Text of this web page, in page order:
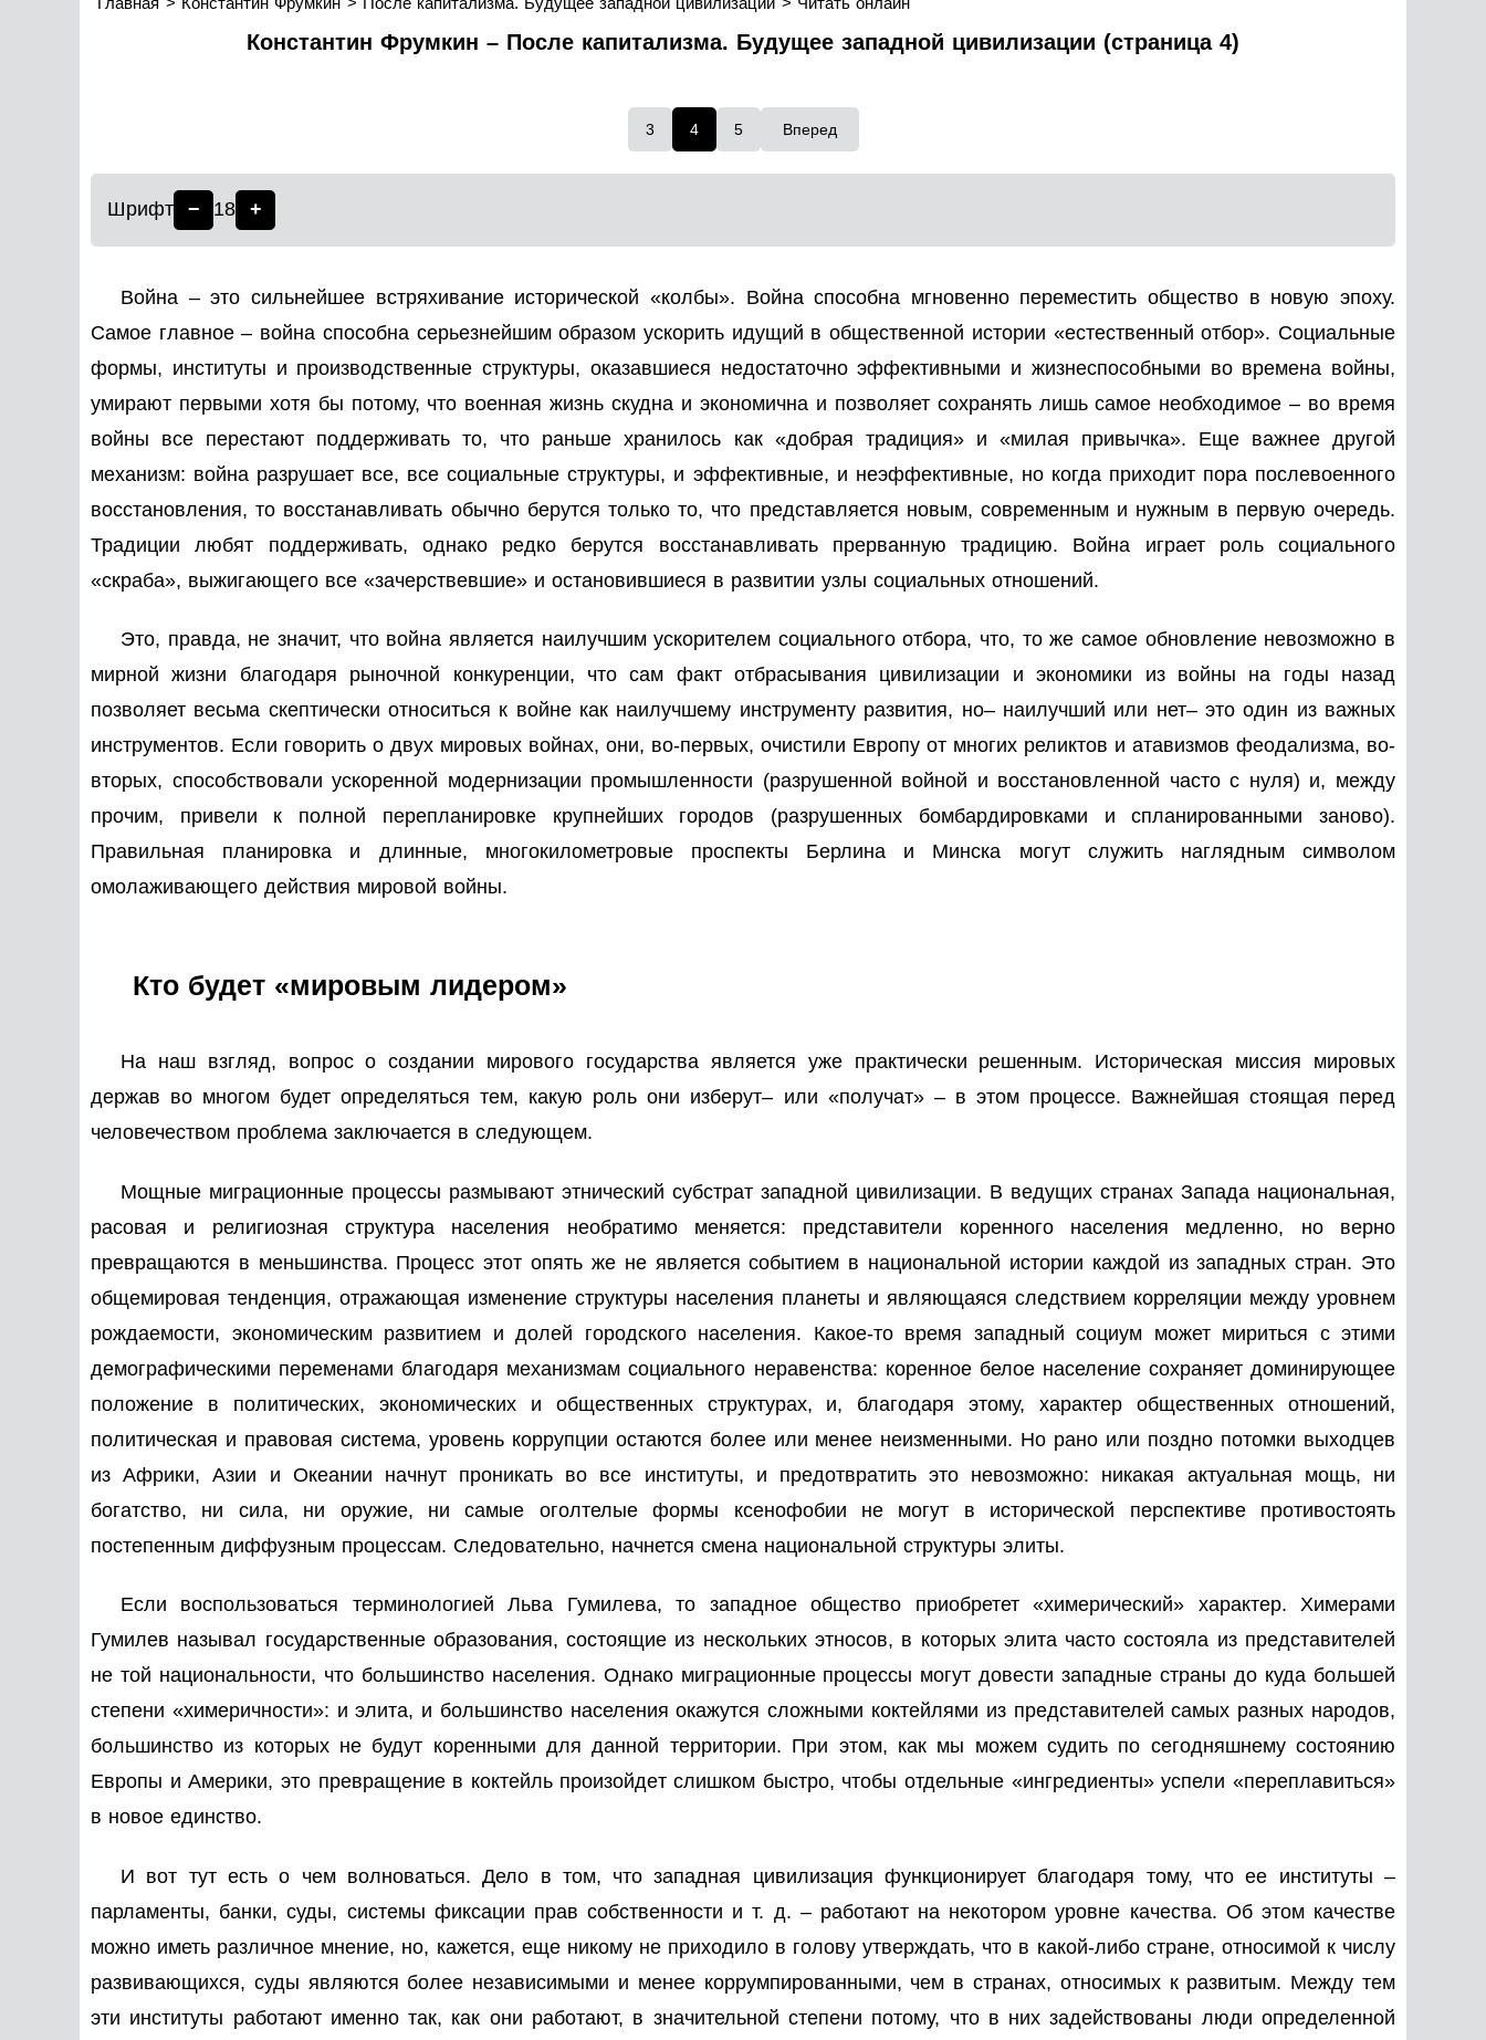
Константин Фрумкин – После капитализма. Будущее западной цивилизации (страница 4)
3 4 5 Вперед
Шрифт − 18 +
Война – это сильнейшее встряхивание исторической «колбы». Война способна мгновенно переместить общество в новую эпоху.
Самое главное – война способна серьезнейшим образом ускорить идущий в общественной истории «естественный отбор». Социальные
формы, институты и производственные структуры, оказавшиеся недостаточно эффективными и жизнеспособными во времена войны,
умирают первыми хотя бы потому, что военная жизнь скудна и экономична и позволяет сохранять лишь самое необходимое – во время
войны все перестают поддерживать то, что раньше хранилось как «добрая традиция» и «милая привычка». Еще важнее другой
механизм: война разрушает все, все социальные структуры, и эффективные, и неэффективные, но когда приходит пора послевоенного
восстановления, то восстанавливать обычно берутся только то, что представляется новым, современным и нужным в первую очередь.
Традиции любят поддерживать, однако редко берутся восстанавливать прерванную традицию. Война играет роль социального
«скраба», выжигающего все «зачерствевшие» и остановившиеся в развитии узлы социальных отношений.
Это, правда, не значит, что война является наилучшим ускорителем социального отбора, что, то же самое обновление невозможно в
мирной жизни благодаря рыночной конкуренции, что сам факт отбрасывания цивилизации и экономики из войны на годы назад
позволяет весьма скептически относиться к войне как наилучшему инструменту развития, но– наилучший или нет– это один из важных
инструментов. Если говорить о двух мировых войнах, они, во-первых, очистили Европу от многих реликтов и атавизмов феодализма, во-
вторых, способствовали ускоренной модернизации промышленности (разрушенной войной и восстановленной часто с нуля) и, между
прочим, привели к полной перепланировке крупнейших городов (разрушенных бомбардировками и спланированными заново).
Правильная планировка и длинные, многокилометровые проспекты Берлина и Минска могут служить наглядным символом
омолаживающего действия мировой войны.
Кто будет «мировым лидером»
На наш взгляд, вопрос о создании мирового государства является уже практически решенным. Историческая миссия мировых
держав во многом будет определяться тем, какую роль они изберут– или «получат» – в этом процессе. Важнейшая стоящая перед
человечеством проблема заключается в следующем.
Мощные миграционные процессы размывают этнический субстрат западной цивилизации. В ведущих странах Запада национальная,
расовая и религиозная структура населения необратимо меняется: представители коренного населения медленно, но верно
превращаются в меньшинства. Процесс этот опять же не является событием в национальной истории каждой из западных стран. Это
общемировая тенденция, отражающая изменение структуры населения планеты и являющаяся следствием корреляции между уровнем
рождаемости, экономическим развитием и долей городского населения. Какое-то время западный социум может мириться с этими
демографическими переменами благодаря механизмам социального неравенства: коренное белое население сохраняет доминирующее
положение в политических, экономических и общественных структурах, и, благодаря этому, характер общественных отношений,
политическая и правовая система, уровень коррупции остаются более или менее неизменными. Но рано или поздно потомки выходцев
из Африки, Азии и Океании начнут проникать во все институты, и предотвратить это невозможно: никакая актуальная мощь, ни
богатство, ни сила, ни оружие, ни самые оголтелые формы ксенофобии не могут в исторической перспективе противостоять
постепенным диффузным процессам. Следовательно, начнется смена национальной структуры элиты.
Если воспользоваться терминологией Льва Гумилева, то западное общество приобретет «химерический» характер. Химерами
Гумилев называл государственные образования, состоящие из нескольких этносов, в которых элита часто состояла из представителей
не той национальности, что большинство населения. Однако миграционные процессы могут довести западные страны до куда большей
степени «химеричности»: и элита, и большинство населения окажутся сложными коктейлями из представителей самых разных народов,
большинство из которых не будут коренными для данной территории. При этом, как мы можем судить по сегодняшнему состоянию
Европы и Америки, это превращение в коктейль произойдет слишком быстро, чтобы отдельные «ингредиенты» успели «переплавиться»
в новое единство.
И вот тут есть о чем волноваться. Дело в том, что западная цивилизация функционирует благодаря тому, что ее институты –
парламенты, банки, суды, системы фиксации прав собственности и т. д. – работают на некотором уровне качества. Об этом качестве
можно иметь различное мнение, но, кажется, еще никому не приходило в голову утверждать, что в какой-либо стране, относимой к числу
развивающихся, суды являются более независимыми и менее коррумпированными, чем в странах, относимых к развитым. Между тем
эти институты работают именно так, как они работают, в значительной степени потому, что в них задействованы люди определенной